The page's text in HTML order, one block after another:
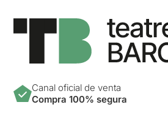
Canal oficial de venta
Compra 100% segura